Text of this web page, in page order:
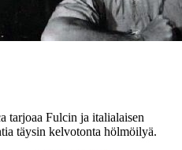
tarjoaa Fulcin ja italialaisen
täysin kelvotonta hölmöilyä.